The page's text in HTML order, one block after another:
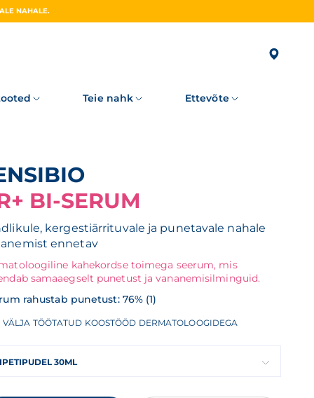
UUS PHOTODERM ULTRA-FLUID AR+ SPF50+ PÄIKESEKREEM REAKTIIVSELE, PUNETUSELE KALDUVALE NAHALE.
Teie nahk Ettevõte
BI-SERUM
kergestiärrituvale ja punetavale nahale
ennetav
kahekordse toimega seerum, mis
samaaegselt punetust ja vananemisilminguid.
rahustab punetust: 76% (1)
VÄLJA TÖÖTATUD KOOSTÖÖD DERMATOLOOGIDEGA
30ML